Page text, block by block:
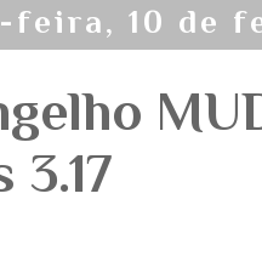
feira, 10 de
3.17